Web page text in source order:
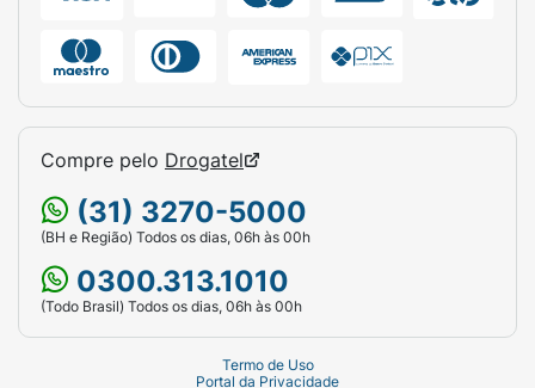
Compre pelo Drogatel
(31) 3270-5000
(BH e Região) Todos os dias, 06h às 00h
0300.313.1010
(Todo Brasil) Todos os dias, 06h às 00h
Termo de Uso
Portal da Privacidade